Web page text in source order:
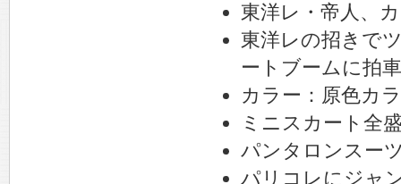
東洋レ・帝人、
東洋レの招きで
ートブームに拍
カラー：原色カ
ミニスカート全
パンタロンスー
パリコレにジャ